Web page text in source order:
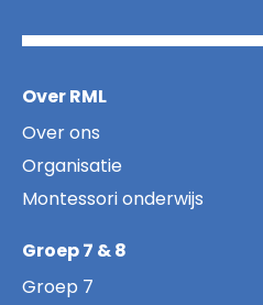
Over RML
Over ons
Organisatie
Montessori onderwijs
Groep 7 & 8
Groep 7